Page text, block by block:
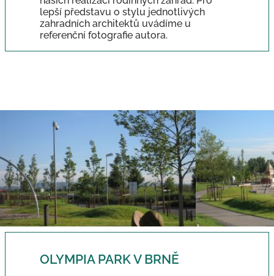
lepší představu o stylu jednotlivých
zahradních architektů uvádíme u
referenční fotografie autora.
OLYMPIA PARK V BRNĚ